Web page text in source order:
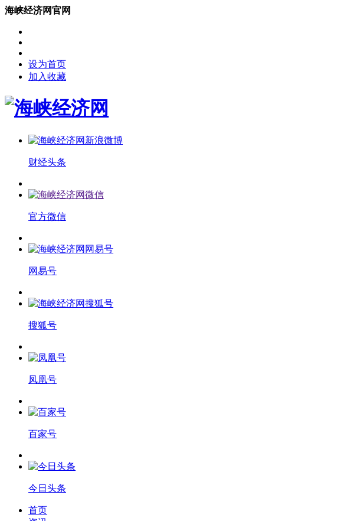
海峡经济网官网
设为首页
加入收藏
财经头条
官方微信
网易号
搜狐号
凤凰号
百家号
今日头条
首页